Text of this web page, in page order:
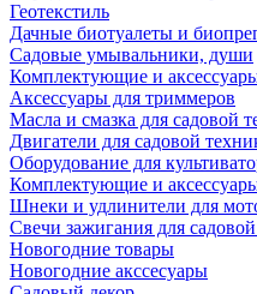
Геотекстиль
Дачные биотуалеты и
Садовые умывальники, души
Комплектующие и
Аксессуары для триммеров
Масла и смазка для садовой
Двигатели для садовой
Оборудование для
Комплектующие и
Шнеки и удлинители для
Свечи зажигания для
Новогодние товары
Новогодние акссесуары